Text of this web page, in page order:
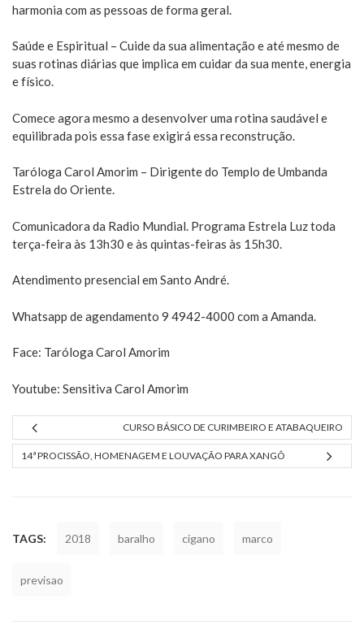
harmonia com as pessoas de forma geral.
Saúde e Espiritual – Cuide da sua alimentação e até mesmo de
suas rotinas diárias que implica em cuidar da sua mente, energia
e físico.
Comece agora mesmo a desenvolver uma rotina saudável e
equilibrada pois essa fase exigirá essa reconstrução.
Taróloga Carol Amorim – Dirigente do Templo de Umbanda
Estrela do Oriente.
Comunicadora da Radio Mundial. Programa Estrela Luz toda
terça-feira às 13h30 e às quintas-feiras às 15h30.
Atendimento presencial em Santo André.
Whatsapp de agendamento 9 4942-4000 com a Amanda.
Face: Taróloga Carol Amorim
Youtube: Sensitiva Carol Amorim
CURSO BÁSICO DE CURIMBEIRO E ATABAQUEIRO
14ª PROCISSÃO, HOMENAGEM E LOUVAÇÃO PARA XANGÔ
TAGS: 2018 baralho cigano marco
previsao